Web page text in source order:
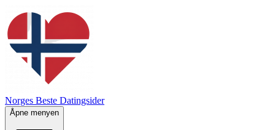
Norges Beste Datingsider
Åpne menyen